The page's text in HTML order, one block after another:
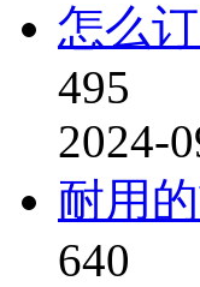
怎么
495
2024-
耐用
640